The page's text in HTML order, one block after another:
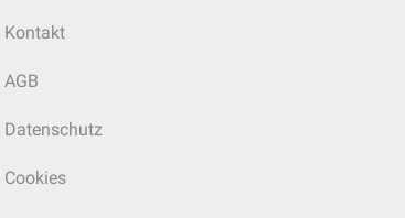
Kontakt
AGB
Datenschutz
Cookies